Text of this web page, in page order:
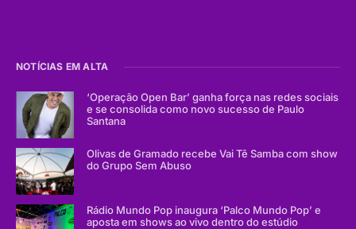
NOTÍCIAS EM ALTA
‘Operação Open Bar’ ganha força nas redes sociais
e se consolida como novo sucesso de Paulo
Santana
Olivas de Gramado recebe Vai Tê Samba com show
do Grupo Sem Abuso
Rádio Mundo Pop inaugura ‘Palco Mundo Pop’ e
aposta em shows ao vivo dentro do estúdio